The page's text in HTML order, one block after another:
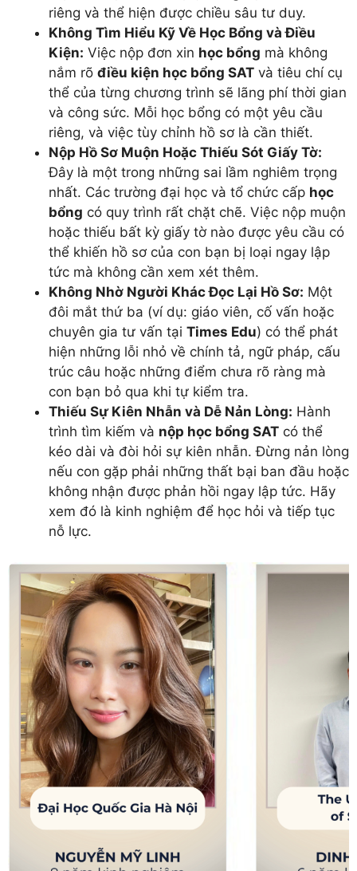
riêng và thể hiện được chiều sâu tư duy.
Không Tìm Hiểu Kỹ Về Học Bổng và Điều
Kiện: Việc nộp đơn xin học bổng mà không
nắm rõ điều kiện học bổng SAT và tiêu chí cụ
thể của từng chương trình sẽ lãng phí thời gian
và công sức. Mỗi học bổng có một yêu cầu
riêng, và việc tùy chỉnh hồ sơ là cần thiết.
Nộp Hồ Sơ Muộn Hoặc Thiếu Sót Giấy Tờ:
Đây là một trong những sai lầm nghiêm trọng
nhất. Các trường đại học và tổ chức cấp học
bổng có quy trình rất chặt chẽ. Việc nộp muộn
hoặc thiếu bất kỳ giấy tờ nào được yêu cầu có
thể khiến hồ sơ của con bạn bị loại ngay lập
tức mà không cần xem xét thêm.
Không Nhờ Người Khác Đọc Lại Hồ Sơ: Một
đôi mắt thứ ba (ví dụ: giáo viên, cố vấn hoặc
chuyên gia tư vấn tại Times Edu) có thể phát
hiện những lỗi nhỏ về chính tả, ngữ pháp, cấu
trúc câu hoặc những điểm chưa rõ ràng mà
con bạn bỏ qua khi tự kiểm tra.
Thiếu Sự Kiên Nhẫn và Dễ Nản Lòng: Hành
trình tìm kiếm và nộp học bổng SAT có thể
kéo dài và đòi hỏi sự kiên nhẫn. Đừng nản lòng
nếu con gặp phải những thất bại ban đầu hoặc
không nhận được phản hồi ngay lập tức. Hãy
xem đó là kinh nghiệm để học hỏi và tiếp tục
nỗ lực.